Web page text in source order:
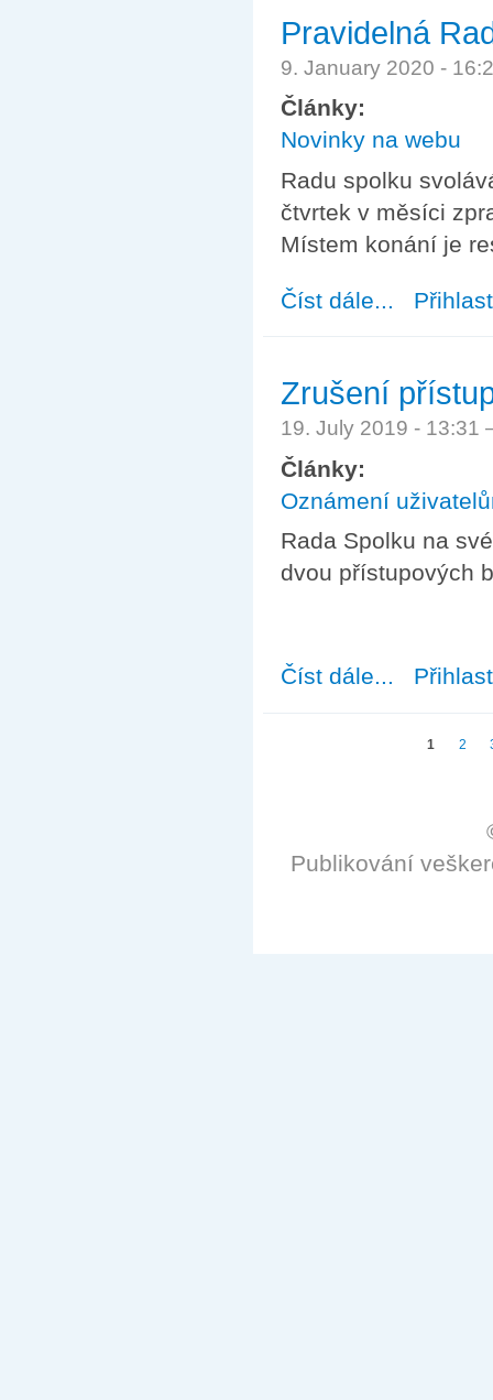
Pravidelná
9. January 2020 -
Články:
Novinky na webu
Radu spolku
čtvrtek v měsíci
Místem konání je
Číst dále... about
Zrušení
19. July 2019 -
Články:
Oznámení
Rada Spolku na
dvou přístupových
Číst dále... about Zrušení
1 2
Publikování